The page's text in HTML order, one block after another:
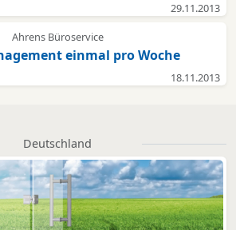
29.11.2013
Ahrens Büroservice
einmal pro Woche
18.11.2013
Deutschland